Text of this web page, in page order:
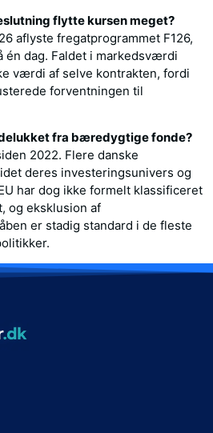
flytte kursen meget?
aflyste fregatprogrammet F126,
én dag. Faldet i markedsværdi
værdi af selve kontrakten, fordi
forventningen til
fra bæredygtige fonde?
2022. Flere danske
deres investeringsunivers og
har dog ikke formelt klassificeret
og eksklusion af
er stadig standard i de fleste